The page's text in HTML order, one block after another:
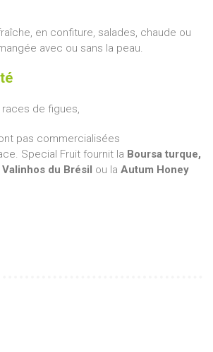
en confiture, salades, chaude ou
avec ou sans la peau.
races de figues,
pas commercialisées
Special Fruit fournit la Boursa turque,
Valinhos du Brésil ou la Autum Honey